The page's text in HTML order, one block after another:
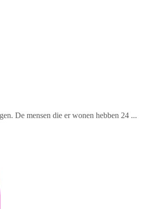
De mensen die er wonen hebben 24 ...